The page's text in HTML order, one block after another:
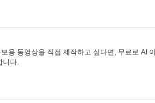
용 동영상을 직접 제작하고 싶다면, 무료로 AI 이
니다.